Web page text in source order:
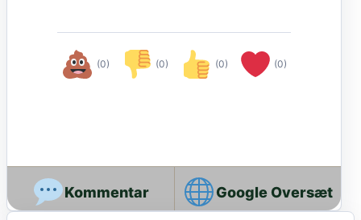
(0) (0) (0) (0)
Google Oversæt